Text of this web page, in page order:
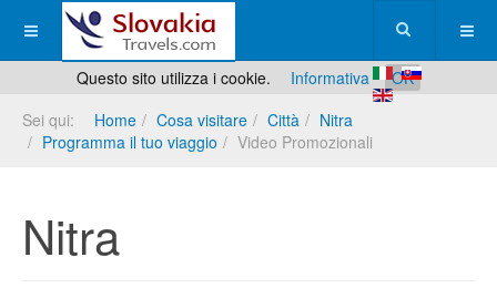
Questo sito utilizza i cookie. Informativa
OK
Sei qui:
Home Cosa visitare Città
Nitra
Programma il tuo viaggio
Video Promozionali
Nitra